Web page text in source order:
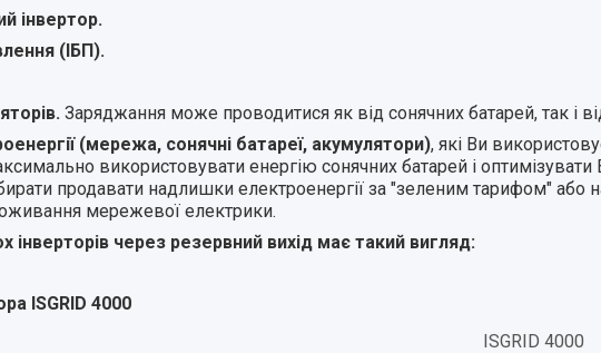
інвертор.
(ІБП).
Заряджання може проводитися як від сонячних батарей, так і
(мережа, сонячні батареї, акумулятори), які Ви
використовувати енергію сонячних батарей і оптимізувати
продавати надлишки електроенергії за "зеленим тарифом" або
мережевої електрики.
через резервний вихід має такий вигляд:
ISGRID 4000
ISGRID 4000